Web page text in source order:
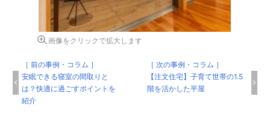
画像をクリックで拡大します
［ 前の事例・コラム ］
安眠できる寝室の間取りと
は？快適に過ごすポイントを
紹介
［ 次の事例・コラム ］
【注文住宅】子育て世帯の1.5
階を活かした平屋